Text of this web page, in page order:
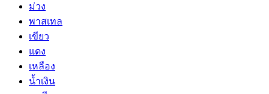
ม่วง
พาสเทล
เขียว
แดง
เหลือง
น้ำเงิน